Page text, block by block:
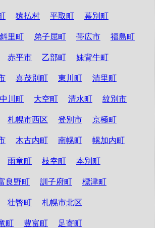
猿払村 平取町 幕別町
斜里町 弟子屈町 帯広市 福島町
赤平市 乙部町 妹背牛町
喜茂別町 東川町 清里町
中川町 大空町 清水町 紋別市
札幌市西区 登別市 京極町
木古内町 南幌町 幌加内町
雨竜町 枝幸町 本別町
良野町 訓子府町 標津町
壮瞥町 札幌市北区
町 豊富町 足寄町